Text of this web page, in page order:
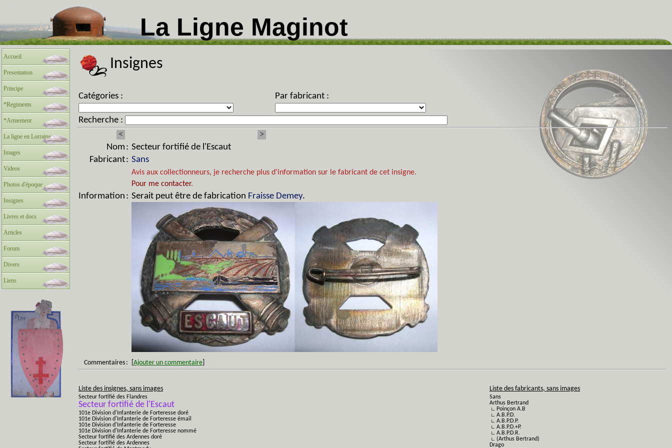
La Ligne Maginot
Accueil
Presentation
Principe
*Regiments
*Armement
La ligne en Lorraine
Images
Videos
Photos d'époque
Insignes
Livres et docs
Articles
Forum
Divers
Liens
Insignes
Catégories : Par fabricant :
Recherche :
<
>
Nom : Secteur fortifié de l'Escaut
Fabricant: Sans
Avis aux collectionneurs, je recherche plus d'information sur le fabricant de cet insigne.
Pour me contacter.
Information : Serait peut être de fabrication Fraisse Demey.
Commentaires : Ajouter un commentaire
Liste des insignes, sans images
Secteur fortifié des Flandres
Secteur fortifié de l'Escaut
101e Division d'Infanterie de Forteresse doré
101e Division d'Infanterie de Forteresse émail
101e Division d'Infanterie de Forteresse
101e Division d'Infanterie de Forteresse nommé
Secteur fortifié des Ardennes doré
Secteur fortifié des Ardennes
Liste des fabricants, sans images
Sans
Arthus Bertrand
∟ Poinçon A.B
∟ A.B.P.D.
∟ A.B.P.D.P.
∟ A.B.P.D.+P.
∟ A.B.P.D.R.
∟ (Arthus Bertrand)
Drago